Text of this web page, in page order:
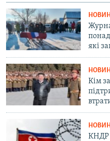
понад
які
Кім
КНДР